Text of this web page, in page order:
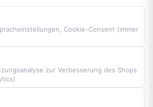
Cookie-Consent (immer
zur Verbesserung des Shops